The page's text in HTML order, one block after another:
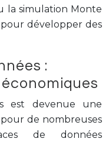
la simulation Monte
développer des
:
est devenue une
de nombreuses
de données